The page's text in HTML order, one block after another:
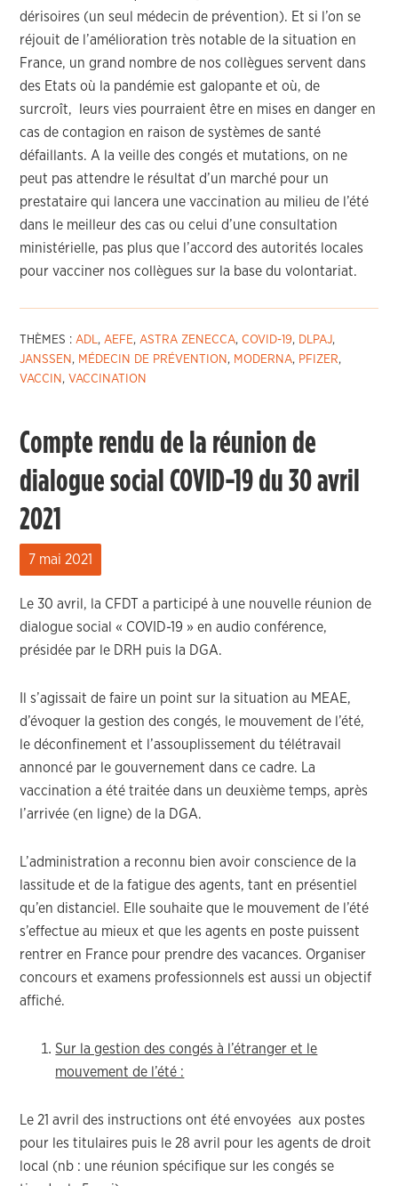
dérisoires (un seul médecin de prévention). Et si l’on se
réjouit de l’amélioration très notable de la situation en
France, un grand nombre de nos collègues servent dans
des Etats où la pandémie est galopante et où, de
surcroît, leurs vies pourraient être en mises en danger en
cas de contagion en raison de systèmes de santé
défaillants. A la veille des congés et mutations, on ne
peut pas attendre le résultat d’un marché pour un
prestataire qui lancera une vaccination au milieu de l’été
dans le meilleur des cas ou celui d’une consultation
ministérielle, pas plus que l’accord des autorités locales
pour vacciner nos collègues sur la base du volontariat.
THÈMES :ADL,AEFE,ASTRA ZENECCA,COVID-19, DLPAJ,
JANSSEN , MÉDECIN DE PRÉVENTION , MODERNA, PFIZER,
VACCIN , VACCINATION
Compte rendu de la réunion de
dialogue social COVID-19 du 30 avril
2021
7 mai 2021
Le 30 avril, la CFDT a participé à une nouvelle réunion de
dialogue social « COVID-19 » en audio conférence,
présidée par le DRH puis la DGA.
Il s’agissait de faire un point sur la situation au MEAE,
d’évoquer la gestion des congés, le mouvement de l’été,
le déconfinement et l’assouplissement du télétravail
annoncé par le gouvernement dans ce cadre. La
vaccination a été traitée dans un deuxième temps, après
l’arrivée (en ligne) de la DGA.
L’administration a reconnu bien avoir conscience de la
lassitude et de la fatigue des agents, tant en présentiel
qu’en distanciel. Elle souhaite que le mouvement de l’été
s’effectue au mieux et que les agents en poste puissent
rentrer en France pour prendre des vacances. Organiser
concours et examens professionnels est aussi un objectif
affiché.
Sur la gestion des congés à l’étranger et le
mouvement de l’été :
Le 21 avril des instructions ont été envoyées aux postes
pour les titulaires puis le 28 avril pour les agents de droit
local (nb : une réunion spécifique sur les congés se